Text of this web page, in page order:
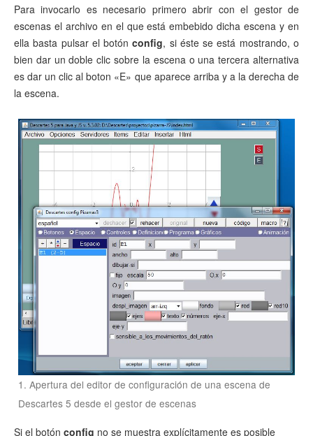
Para invocarlo es necesario primero abrir con el gestor de
escenas el archivo en el que está embebido dicha escena y en
ella basta pulsar el botónconfig, si éste se está mostrando, o
bien dar un doble clic sobre la escena o una tercera alternativa
es dar un clic al boton «E» que aparece arriba y a la derecha de
la escena.
1. Apertura del editor de configuración de una escena de
Descartes 5 desde el gestor de escenas
Si el botón config no se muestra explícitamente es posible